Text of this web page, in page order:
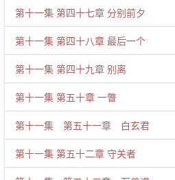
第十一集 第四十七章 分别前夕
第十一集 第四十八章 最后一个
第十一集 第四十九章 别离
第十一集 第五十章 一瞥
第十一集 第五十一章 白玄君
第十一集 第五十二章 守关者